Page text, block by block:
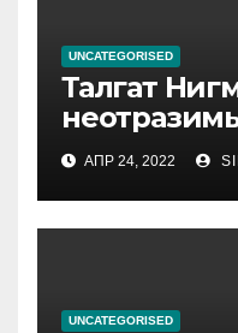
UNCATEGORISED
Талгат
славный,
АПР 24, 2022
UNCATEGORISED